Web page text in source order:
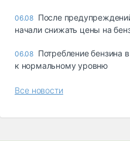
06.08 После
начали снижать цены на
06.08 Потребление бензина
к нормальному уровню
Все новости